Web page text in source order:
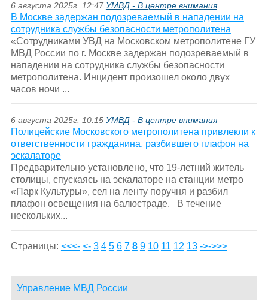
6 августа 2025г. 12:47 УМВД - В центре внимания
В Москве задержан подозреваемый в нападении на
сотрудника службы безопасности метрополитена
«Сотрудниками УВД на Московском метрополитене ГУ
МВД России по г. Москве задержан подозреваемый в
нападении на сотрудника службы безопасности
метрополитена. Инцидент произошел около двух
часов ночи ...
6 августа 2025г. 10:15 УМВД - В центре внимания
Полицейские Московского метрополитена привлекли к
ответственности гражданина, разбившего плафон на
эскалаторе
Предварительно установлено, что 19-летний житель
столицы, спускаясь на эскалаторе на станции метро
«Парк Культуры», сел на ленту поручня и разбил
плафон освещения на балюстраде. В течение
нескольких...
Страницы: <<<- <- 3 4 5 6 7 8 9 10 11 12 13 ->->>>
Управление МВД России